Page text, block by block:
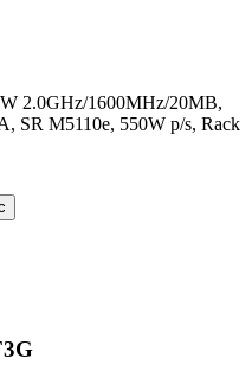
2.0GHz/1600MHz/20MB,
SR M5110e, 550W p/s, Rack